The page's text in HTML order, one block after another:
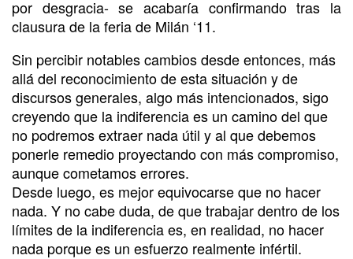
por desgracia- se acabaría confirmando tras la
clausura de la feria de Milán ‘11.
Sin percibir notables cambios desde entonces, más
allá del reconocimiento de esta situación y de
discursos generales, algo más intencionados, sigo
creyendo que la indiferencia es un camino del que
no podremos extraer nada útil y al que debemos
ponerle remedio proyectando con más compromiso,
aunque cometamos errores.
Desde luego, es mejor equivocarse que no hacer
nada. Y no cabe duda, de que trabajar dentro de los
límites de la indiferencia es, en realidad, no hacer
nada porque es un esfuerzo realmente infértil.